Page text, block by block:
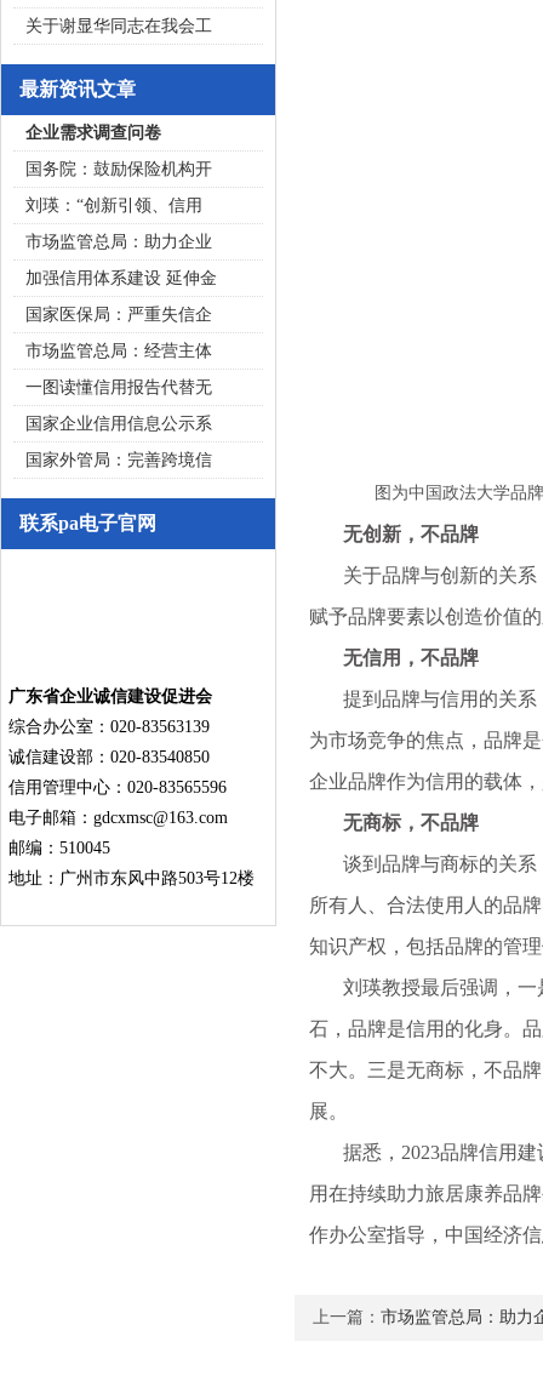
关于谢显华同志在我会工
最新资讯文章
企业需求调查问卷
国务院：鼓励保险机构开
刘瑛：“创新引领、信用
市场监管总局：助力企业
加强信用体系建设 延伸金
国家医保局：严重失信企
市场监管总局：经营主体
一图读懂信用报告代替无
国家企业信用信息公示系
国家外管局：完善跨境信
联系pa电子官网
广东省企业诚信建设促进会
综合办公室：020-83563139
诚信建设部：020-83540850
信用管理中心：020-83565596
电子邮箱： gdcxmsc@163.com
邮编：510045
地址：广州市东风中路503号12楼
图为中国政法大学品
无创新，不品牌
关于品牌与创新的关系
赋予品牌要素以创造价值
无信用，不品牌
提到品牌与信用的关系
为市场竞争的焦点，品牌
企业品牌作为信用的载体
无商标，不品牌
谈到品牌与商标的关系
所有人、合法使用人的品
知识产权，包括品牌的管
刘瑛教授最后强调，一
石，品牌是信用的化身。
不大。三是无商标，不品
展。
据悉，2023品牌信用建
用在持续助力旅居康养品
作办公室指导，中国经济
上一篇： 市场监管总局：助力